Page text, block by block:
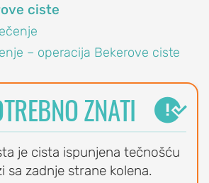
Niš
9
ciste
– operacija Bekerove ciste

ZNATI
je cista ispunjena tečnošću
sa zadnje strane kolena.